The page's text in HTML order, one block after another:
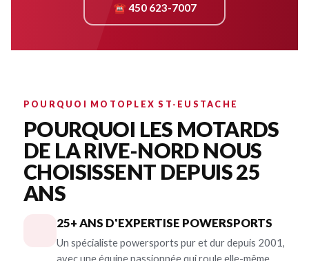
☎ 450 623-7007
POURQUOI MOTOPLEX ST-EUSTACHE
POURQUOI LES MOTARDS
DE LA RIVE-NORD NOUS
CHOISISSENT DEPUIS 25
ANS
25+ ANS D'EXPERTISE POWERSPORTS
Un spécialiste powersports pur et dur depuis 2001,
avec une équipe passionnée qui roule elle-même.